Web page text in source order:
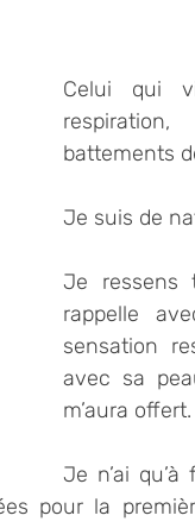
Celui qui
battements
Je suis de
Je ressens
rappelle
sensation
avec sa
m’aura offert.
Je n’ai
pour la